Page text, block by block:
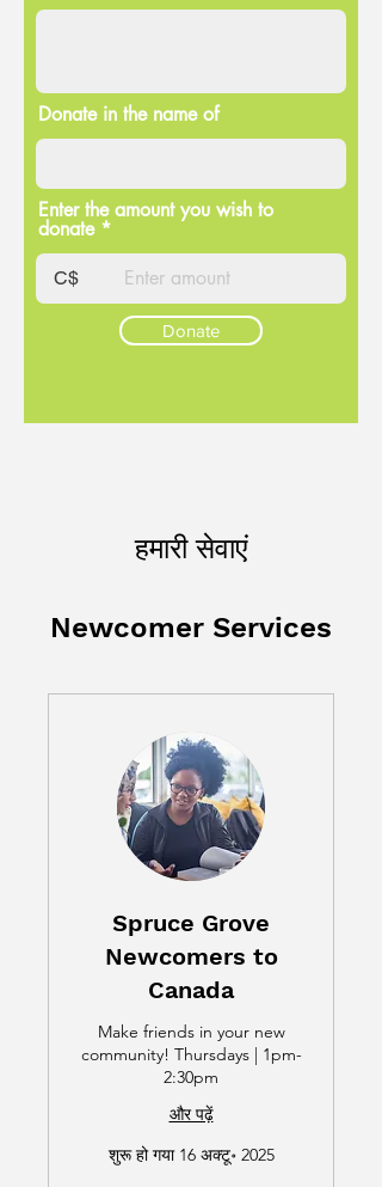
Donate in the name of
Enter the amount you wish to
donate
C$
Donate
हमारी सेवाएं
Newcomer Services
Spruce Grove
Newcomers to
Canada
Make friends in your new
community! Thursdays | 1pm-
2:30pm
और पढ़ें
शुरू हो गया 16 अक्टू॰ 2025